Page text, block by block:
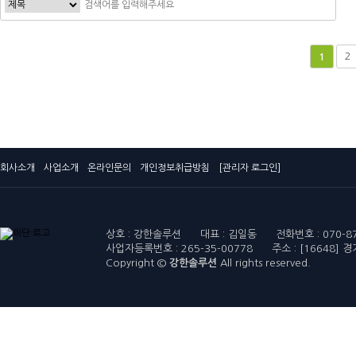
1 2
회사소개 사업소개 온라인문의 개인정보취급방침 [관리자 로그인]
상호 : 강한솔루션 대표 : 김일동 전화번호 :
사업자등록번호 : 265-35-00778 주소 : [16648] 경기
Copyright © 강한솔루션 All rights reserved.